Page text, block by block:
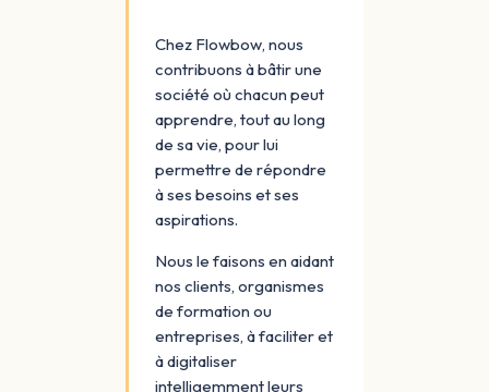
Chez Flowbow, nous
contribuons à bâtir une
société où chacun peut
apprendre, tout au long
de sa vie, pour lui
permettre de répondre
à ses besoins et ses
aspirations.
Nous le faisons en aidant
nos clients, organismes
de formation ou
entreprises, à faciliter et
à digitaliser
intelligemment leurs